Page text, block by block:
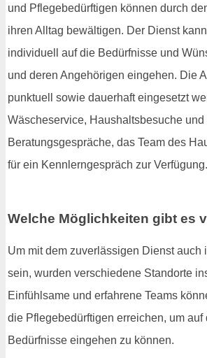
und Pflegebedürftigen können durch
ihren Alltag bewältigen. Der Dienst
individuell auf die Bedürfnisse und
und deren Angehörigen eingehen. Die
punktuell sowie dauerhaft eingesetzt
Wäscheservice, Haushaltsbesuche und
Beratungsgespräche, das Team des
für ein Kennlerngespräch zur Verfügung.
Welche Möglichkeiten gibt es
Um mit dem zuverlässigen Dienst auch
sein, wurden verschiedene Standorte
Einfühlsame und erfahrene Teams
die Pflegebedürftigen erreichen, um
Bedürfnisse eingehen zu können.